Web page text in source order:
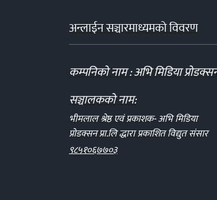
अन्लाईन सञ्चारमाध्यमको विवरण
कम्पनिको नाम : अभि मिडिया
सञ्चालकको नाम:
भीमलाल श्रेष्ठ एवं प्रकाशक- अभि मिडिया
प्रोडक्सन प्रा.लि द्धारा प्रकाशित विद्युत संसार
९८५१०६७७०३